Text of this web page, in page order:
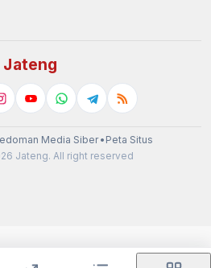
Jateng
Media Siber• Peta Situs
Jateng. All right reserved